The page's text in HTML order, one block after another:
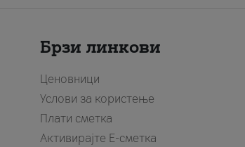
Брзи линкови
Ценовници
Услови за користење
Плати сметка
Активирајте Е-сметка